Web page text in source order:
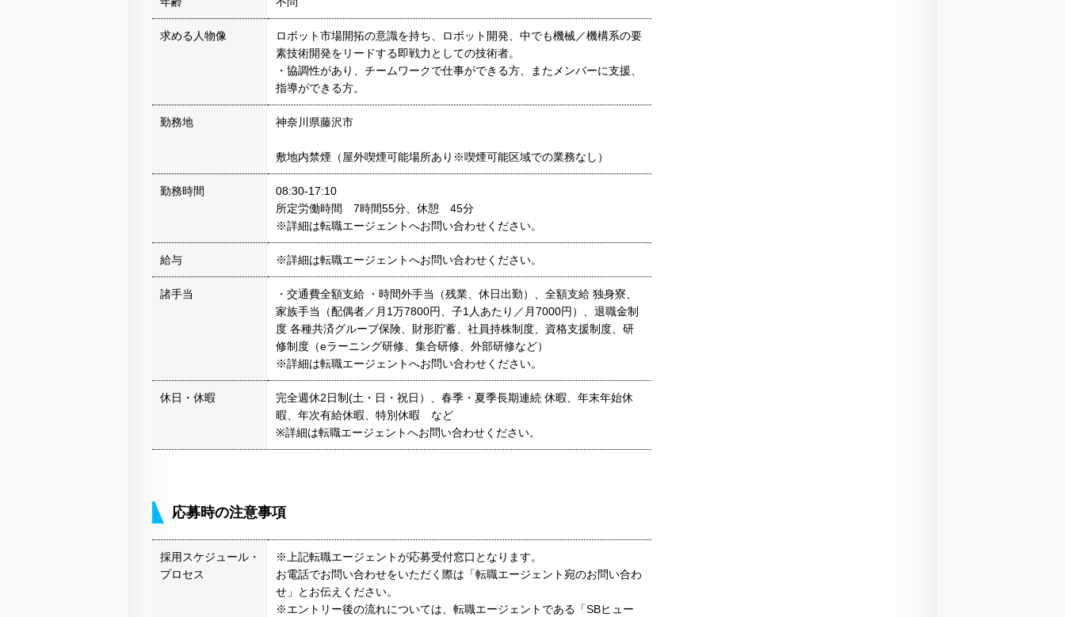
求める人物像
ロボット市場開拓の意識を持ち、ロボット開発、中でも機械／機構系の要
素技術開発をリードする即戦力としての技術者。
・協調性があり、チームワークで仕事ができる方、またメンバーに支援、
指導ができる方。
勤務地 神奈川県藤沢市
敷地内禁煙（屋外喫煙可能場所あり※喫煙可能区域での業務なし）
勤務時間
08:30-17:10
所定労働時間 7時間55分、休憩 45分
※詳細は転職エージェントへお問い合わせください。
給与 ※詳細は転職エージェントへお問い合わせください。
諸手当
・交通費全額支給 ・時間外手当（残業、休日出勤）、全額支給 独身寮、
家族手当（配偶者／月1万7800円、子1人あたり／月7000円）、退職金制
度 各種共済グループ保険、財形貯蓄、社員持株制度、資格支援制度、研
修制度（eラーニング研修、集合研修、外部研修など）
※詳細は転職エージェントへお問い合わせください。
休日・休暇
完全週休2日制(土・日・祝日）、春季・夏季長期連続 休暇、年末年始休
暇、年次有給休暇、特別休暇 など
※詳細は転職エージェントへお問い合わせください。
応募時の注意事項
採用スケジュール・
プロセス
※上記転職エージェントが応募受付窓口となります。
お電話でお問い合わせをいただく際は「転職エージェント宛のお問い合わ
せ」とお伝えください。
※エントリー後の流れについては、転職エージェントである「SBヒュー